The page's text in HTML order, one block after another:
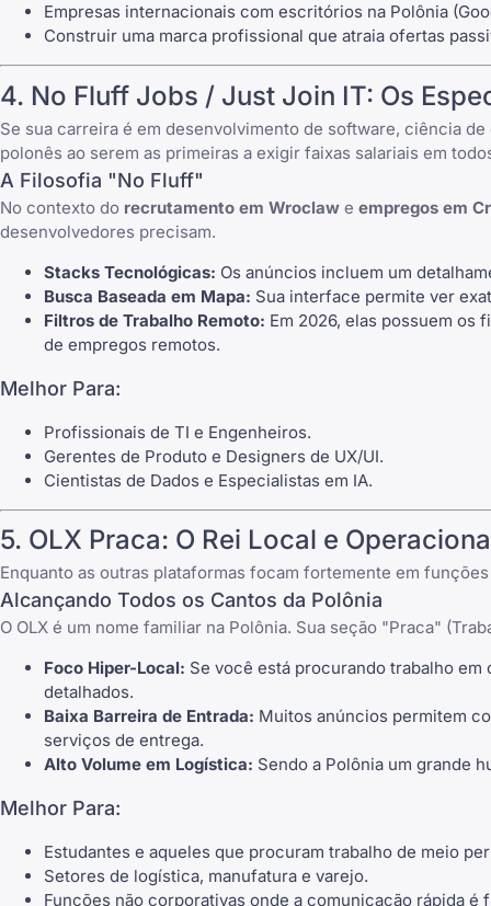
Empresas internacionais com escritórios na Polônia
Construir uma marca profissional que atraia ofertas
4. No Fluff Jobs / Just Join IT: Os
Se sua carreira é em desenvolvimento de software, ciência
polonês ao serem as primeiras a exigir faixas salariais em
A Filosofia "No Fluff"
No contexto do recrutamento em Wroclaw e empregos em
desenvolvedores precisam.
Stacks Tecnológicas: Os anúncios incluem um
Busca Baseada em Mapa: Sua interface permite ver
Filtros de Trabalho Remoto: Em 2026, elas possuem
de empregos remotos.
Melhor Para:
Profissionais de TI e Engenheiros.
Gerentes de Produto e Designers de UX/UI.
Cientistas de Dados e Especialistas em IA.
5. OLX Praca: O Rei Local e
Enquanto as outras plataformas focam fortemente em
Alcançando Todos os Cantos da Polônia
O OLX é um nome familiar na Polônia. Sua seção "Praca"
Foco Hiper-Local: Se você está procurando trabalho
detalhados.
Baixa Barreira de Entrada: Muitos anúncios permitem
serviços de entrega.
Alto Volume em Logística: Sendo a Polônia um grande
Melhor Para:
Estudantes e aqueles que procuram trabalho de meio
Setores de logística, manufatura e varejo.
Funções não corporativas onde a comunicação rápida é